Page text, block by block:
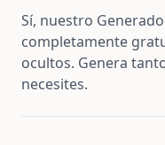
Sí, nuestro
completamente
ocultos. Genera
necesites.